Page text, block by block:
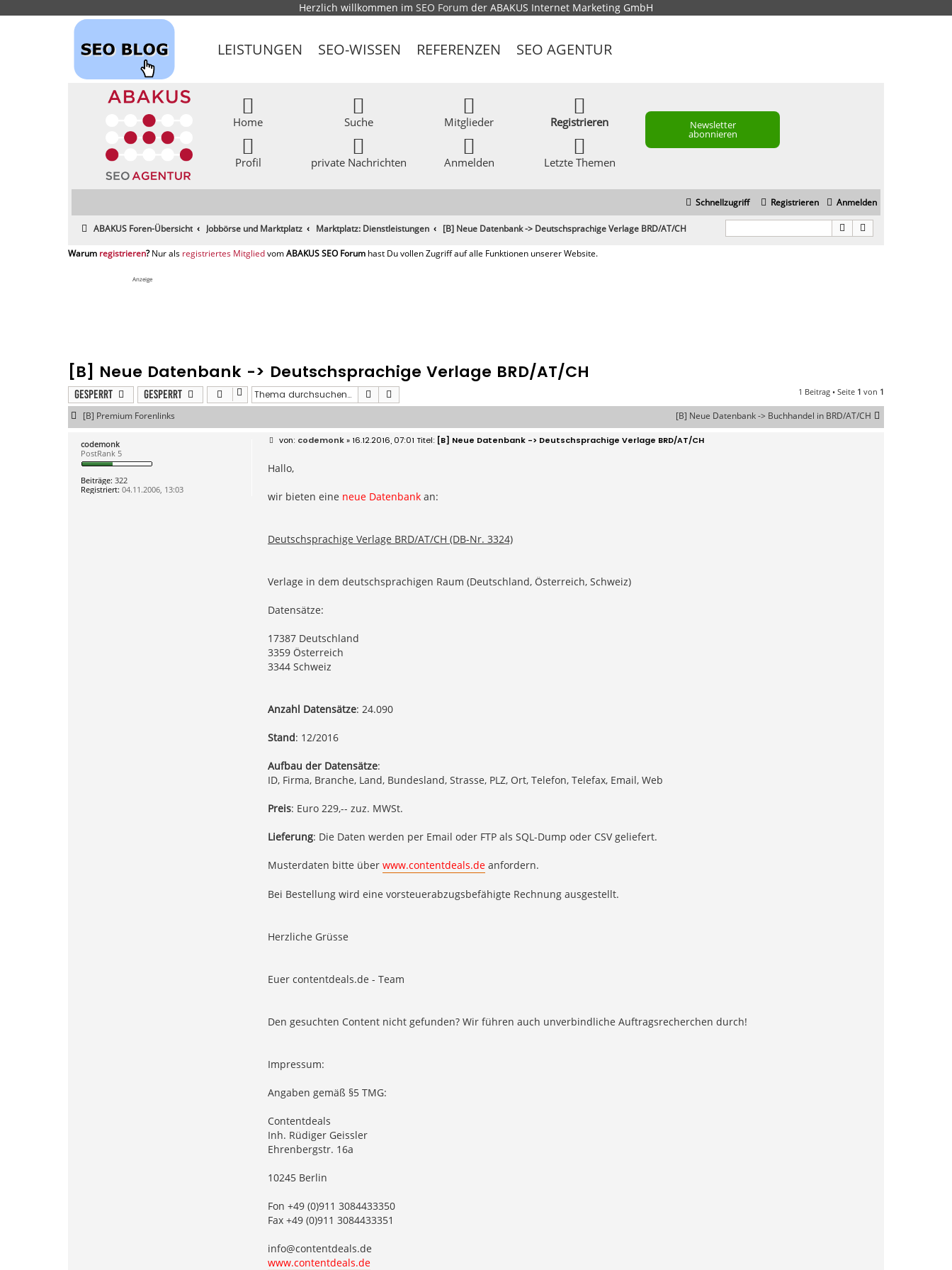
Herzlich willkommen im SEO Forum der ABAKUS Internet Marketing GmbH
LEISTUNGEN SEO-WISSEN REFERENZEN SEO AGENTUR
Home
Profil
Suche
private Nachrichten
Mitglieder
Anmelden
Registrieren
Letzte Themen
Newsletter
abonnieren
Schnellzugriff Anmelden
Registrieren
ABAKUS Foren-Übersicht Jobbörse und Marktplatz Marktplatz: Dienstleistungen [B] Neue Datenbank -> Deutschsprachige Verlage BRD/AT/CH
registrieren registriertes Mitglied
Anzeige
[B] Neue Datenbank -> Deutschsprachige Verlage BRD/AT/CH
Gesperrt Gesperrt Suche 1 Beitrag • Seite 1 von 1
[B] Premium Forenlinks [B] Neue Datenbank -> Buchhandel in BRD/AT/CH
codemonk
PostRank 5
Beiträge: 322
Registriert: 04.11.2006, 13:03
B
t
g
codemonk» 16.12.2016, 07:01 [B] Neue Datenbank -> Deutschsprachige Verlage BRD/AT/CH
Hallo,
wir bieten eine neue Datenbankan:
Deutschsprachige Verlage BRD/AT/CH (DB-Nr. 3324)
Verlage in dem deutschsprachigen Raum (Deutschland, Österreich, Schweiz)
Datensätze:
17387 Deutschland
3359 Österreich
3344 Schweiz
Anzahl Datensätze: 24.090
Stand: 12/2016
Aufbau der Datensätze:
ID, Firma, Branche, Land, Bundesland, Strasse, PLZ, Ort, Telefon, Telefax, Email, Web
Preis: Euro 229,-- zuz. MWSt.
Lieferung: Die Daten werden per Email oder FTP als SQL-Dump oder CSV geliefert.
Musterdaten bitte über www.contentdeals.deanfordern.
Bei Bestellung wird eine vorsteuerabzugsbefähigte Rechnung ausgestellt.
Herzliche Grüsse
Euer contentdeals.de - Team
Den gesuchten Content nicht gefunden? Wir führen auch unverbindliche Auftragsrecherchen durch!
Impressum:
Angaben gemäß §5 TMG:
Contentdeals
Inh. Rüdiger Geissler
Ehrenbergstr. 16a
10245 Berlin
Fon +49 (0)911 3084433350
Fax +49 (0)911 3084433351
info@contentdeals.de
www.contentdeals.de